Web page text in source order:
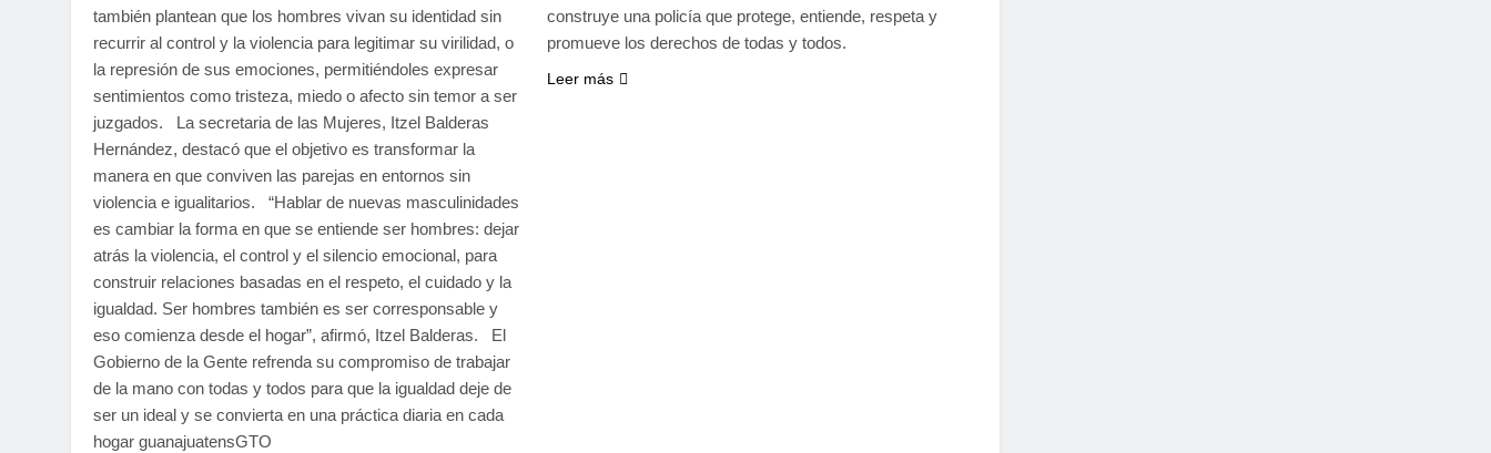
también plantean que los hombres vivan su identidad sin
recurrir al control y la violencia para legitimar su virilidad, o
la represión de sus emociones, permitiéndoles expresar
sentimientos como tristeza, miedo o afecto sin temor a ser
juzgados. La secretaria de las Mujeres, Itzel Balderas
Hernández, destacó que el objetivo es transformar la
manera en que conviven las parejas en entornos sin
violencia e igualitarios. “Hablar de nuevas masculinidades
es cambiar la forma en que se entiende ser hombres: dejar
atrás la violencia, el control y el silencio emocional, para
construir relaciones basadas en el respeto, el cuidado y la
igualdad. Ser hombres también es ser corresponsable y
eso comienza desde el hogar”, afirmó, Itzel Balderas. El
Gobierno de la Gente refrenda su compromiso de trabajar
de la mano con todas y todos para que la igualdad deje de
ser un ideal y se convierta en una práctica diaria en cada
hogar guanajuatensGTO
construye una policía que protege, entiende, respeta y
promueve los derechos de todas y todos.
Leer más